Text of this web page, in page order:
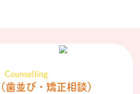
Counselling
（歯並び・矯正相談）